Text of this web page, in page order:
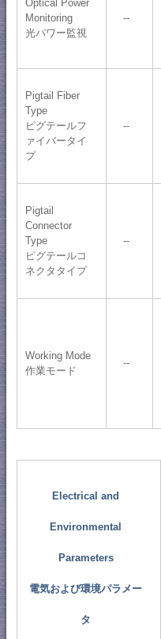
Optical Power
Monitoring
光パワー監視
--
Pigtail Fiber
Type
ピグテールフ
ァイバータイ
プ
--
Pigtail
Connector
Type
ピグテールコ
ネクタタイプ
--
Working Mode
作業モード
--
Electrical and
Environmental
Parameters
電気および環境パラメー
タ